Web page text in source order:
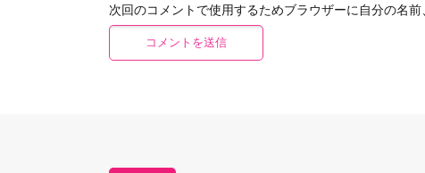
次回のコメントで使用するためブラウザーに自分の名